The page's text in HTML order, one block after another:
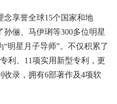
念享誉全球15个国家和地
俪、马伊琍等300多位明星
明星月子导师”。不仅积累了
利、11项实用新型专利，更
收录，拥有6部著作及4项软